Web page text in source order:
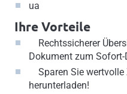
ua
Ihre Vorteile
Rechtssicherer
Dokument zum
Sparen Sie wertvolle
herunterladen!